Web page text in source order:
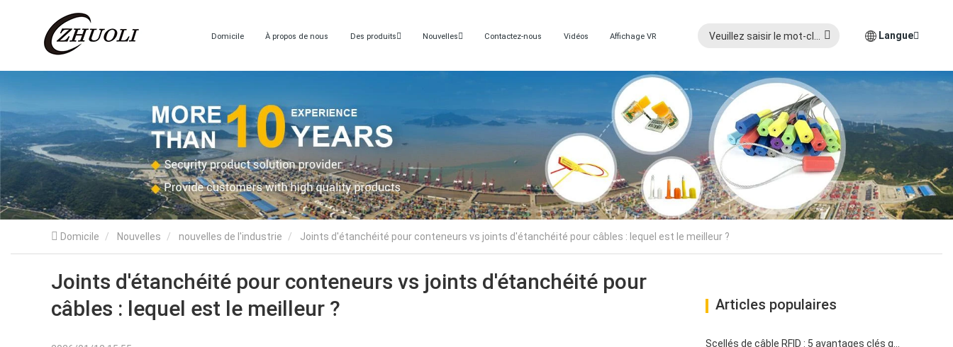
Domicile À propos de nous Des produits Nouvelles Contactez-nous Vidéos Affichage VR Langue
Domicile Nouvelles nouvelles de l'industrie Joints d'étanchéité pour conteneurs vs joints d'étanchéité pour câbles : lequel est le meilleur ?
Joints d'étanchéité pour conteneurs vs joints d'étanchéité pour
câbles : lequel est le meilleur ?
Articles populaires
Scellés de câble RFID : 5 avantages clés qui conduisent le passage de l'expédition mondiale vers la sécurité intelligente en 2026